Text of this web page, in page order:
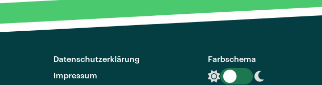
Datenschutzerklärung
Impressum
Farbschema